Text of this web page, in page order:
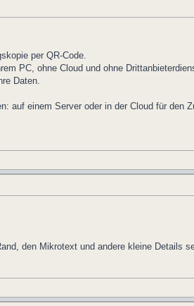
per QR-Code.
PC, ohne Cloud und ohne
Daten.
auf einem Server oder in der Cloud für den
den Mikrotext und andere kleine Details